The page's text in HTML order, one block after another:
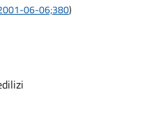
06-06;380)